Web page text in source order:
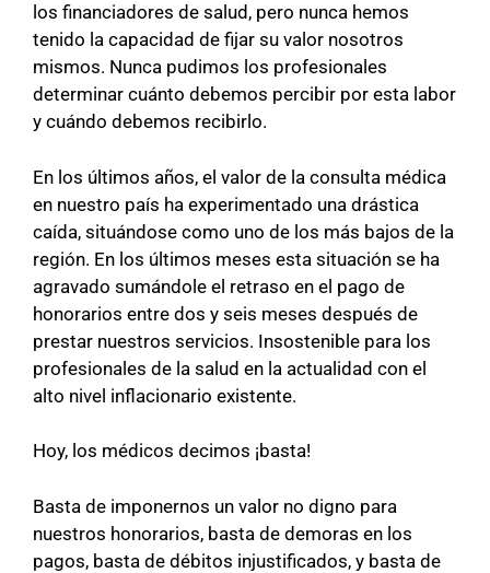
los financiadores de salud, pero nunca hemos
tenido la capacidad de fijar su valor nosotros
mismos. Nunca pudimos los profesionales
determinar cuánto debemos percibir por esta labor
y cuándo debemos recibirlo.
En los últimos años, el valor de la consulta médica
en nuestro país ha experimentado una drástica
caída, situándose como uno de los más bajos de la
región. En los últimos meses esta situación se ha
agravado sumándole el retraso en el pago de
honorarios entre dos y seis meses después de
prestar nuestros servicios. Insostenible para los
profesionales de la salud en la actualidad con el
alto nivel inflacionario existente.
Hoy, los médicos decimos ¡basta!
Basta de imponernos un valor no digno para
nuestros honorarios, basta de demoras en los
pagos, basta de débitos injustificados, y basta de